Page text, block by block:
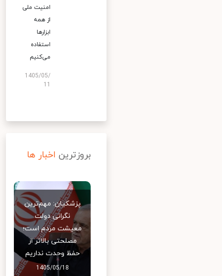
امنیت ملی
از همه
ابزارها
استفاده
می‌کنیم
1405/05/
بروزترین اخبار ها
پزشکیان: مهم‌ترین
نگرانی دولت
معیشت مردم است؛
مصلحتی بالاتر از
حفظ وحدت نداریم
1405/05/18